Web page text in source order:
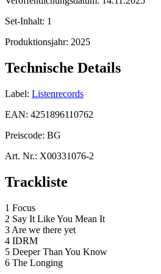
Set-Inhalt: 1
Produktionsjahr: 2025
Technische Details
Label: Listenrecords
EAN: 4251896110762
Preiscode: BG
Art. Nr.: X00331076-2
Trackliste
1 Focus
2 Say It Like You Mean It
3 Are we there yet
4 IDRM
5 Deeper Than You Know
6 The Longing